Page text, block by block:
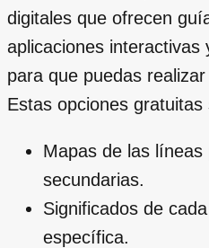
digitales que ofrecen
aplicaciones interactivas
para que puedas
Estas opciones gratuitas
Mapas de las líneas
secundarias.
Significados de
específica.